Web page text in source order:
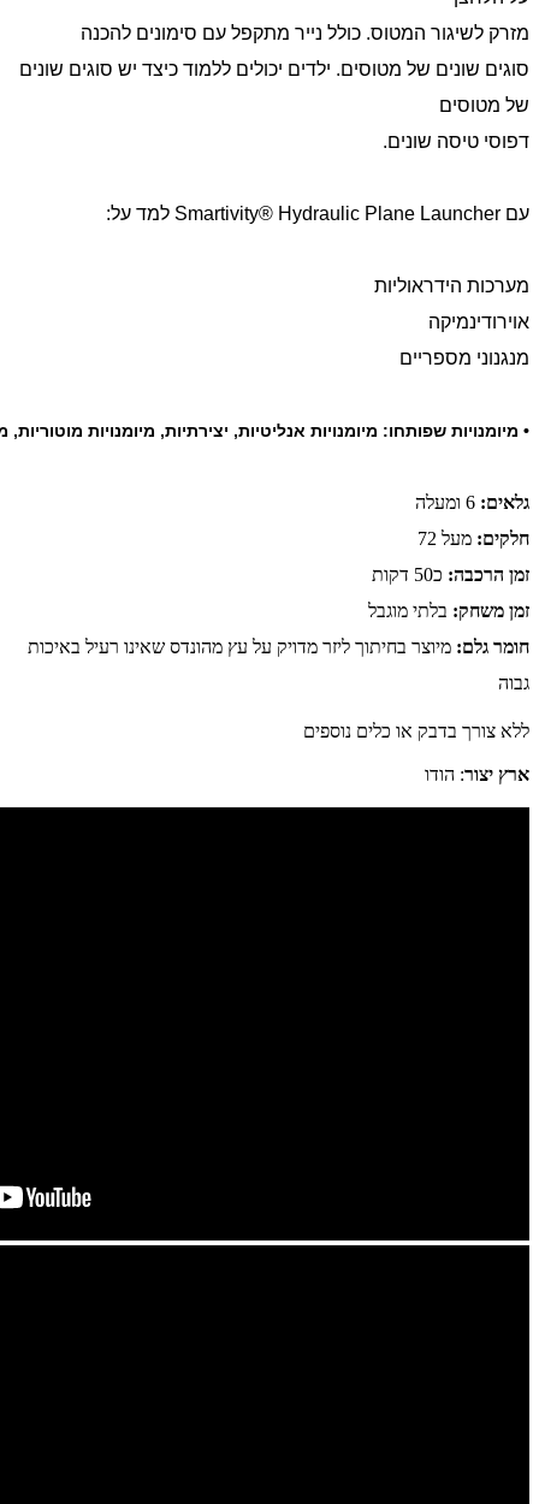
מזרק לשיגור המטוס. כולל נייר מתקפל עם סימונים להכנה
סוגים שונים של מטוסים. ילדים יכולים ללמוד כיצד יש סוגים שונים
של מטוסים
דפוסי טיסה שונים.
עם Smartivity® Hydraulic Plane Launcher למד על:
מערכות הידראוליות
אוירודינמיקה
מנגנוני מספריים
• מיומנויות שפותחו: מיומנויות אנליטיות, יצירתיות, מיומנויות מוטוריות,
גלאים:
חלקים: מעל 72
זמן הרכבה: כ50 דקות
זמן משחק: בלתי מוגבל
חומר גלם: מיוצר בחיתוך ליזר מדויק על עץ מהונדס שאינו רעיל באיכות
גבוה
ללא צורך בדבק או כלים נוספים
ארץ יצור: הודו